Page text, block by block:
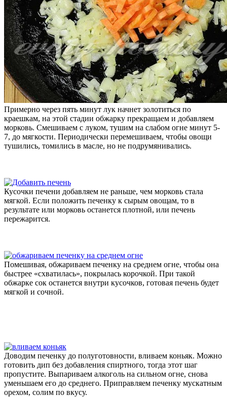
Примерно через пять минут лук начнет золотиться по
краешкам, на этой стадии обжарку прекращаем и добавляем
морковь. Смешиваем с луком, тушим на слабом огне минут 5-
7, до мягкости. Периодически перемешиваем, чтобы овощи
тушились, томились в масле, но не подрумянивались.
Кусочки печени добавляем не раньше, чем морковь стала
мягкой. Если положить печенку к сырым овощам, то в
результате или морковь останется плотной, или печень
пережарится.
Помешивая, обжариваем печенку на среднем огне, чтобы она
быстрее «схватилась», покрылась корочкой. При такой
обжарке сок останется внутри кусочков, готовая печень будет
мягкой и сочной.
Доводим печенку до полуготовности, вливаем коньяк. Можно
готовить дип без добавления спиртного, тогда этот шаг
пропустите. Выпариваем алкоголь на сильном огне, снова
уменьшаем его до среднего. Приправляем печенку мускатным
орехом, солим по вкусу.